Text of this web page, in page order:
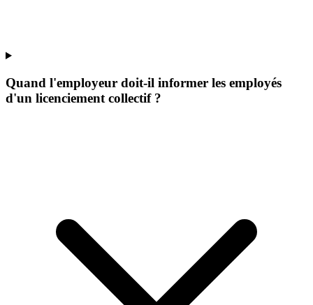
Quand l'employeur doit-il informer les employés
d'un licenciement collectif ?